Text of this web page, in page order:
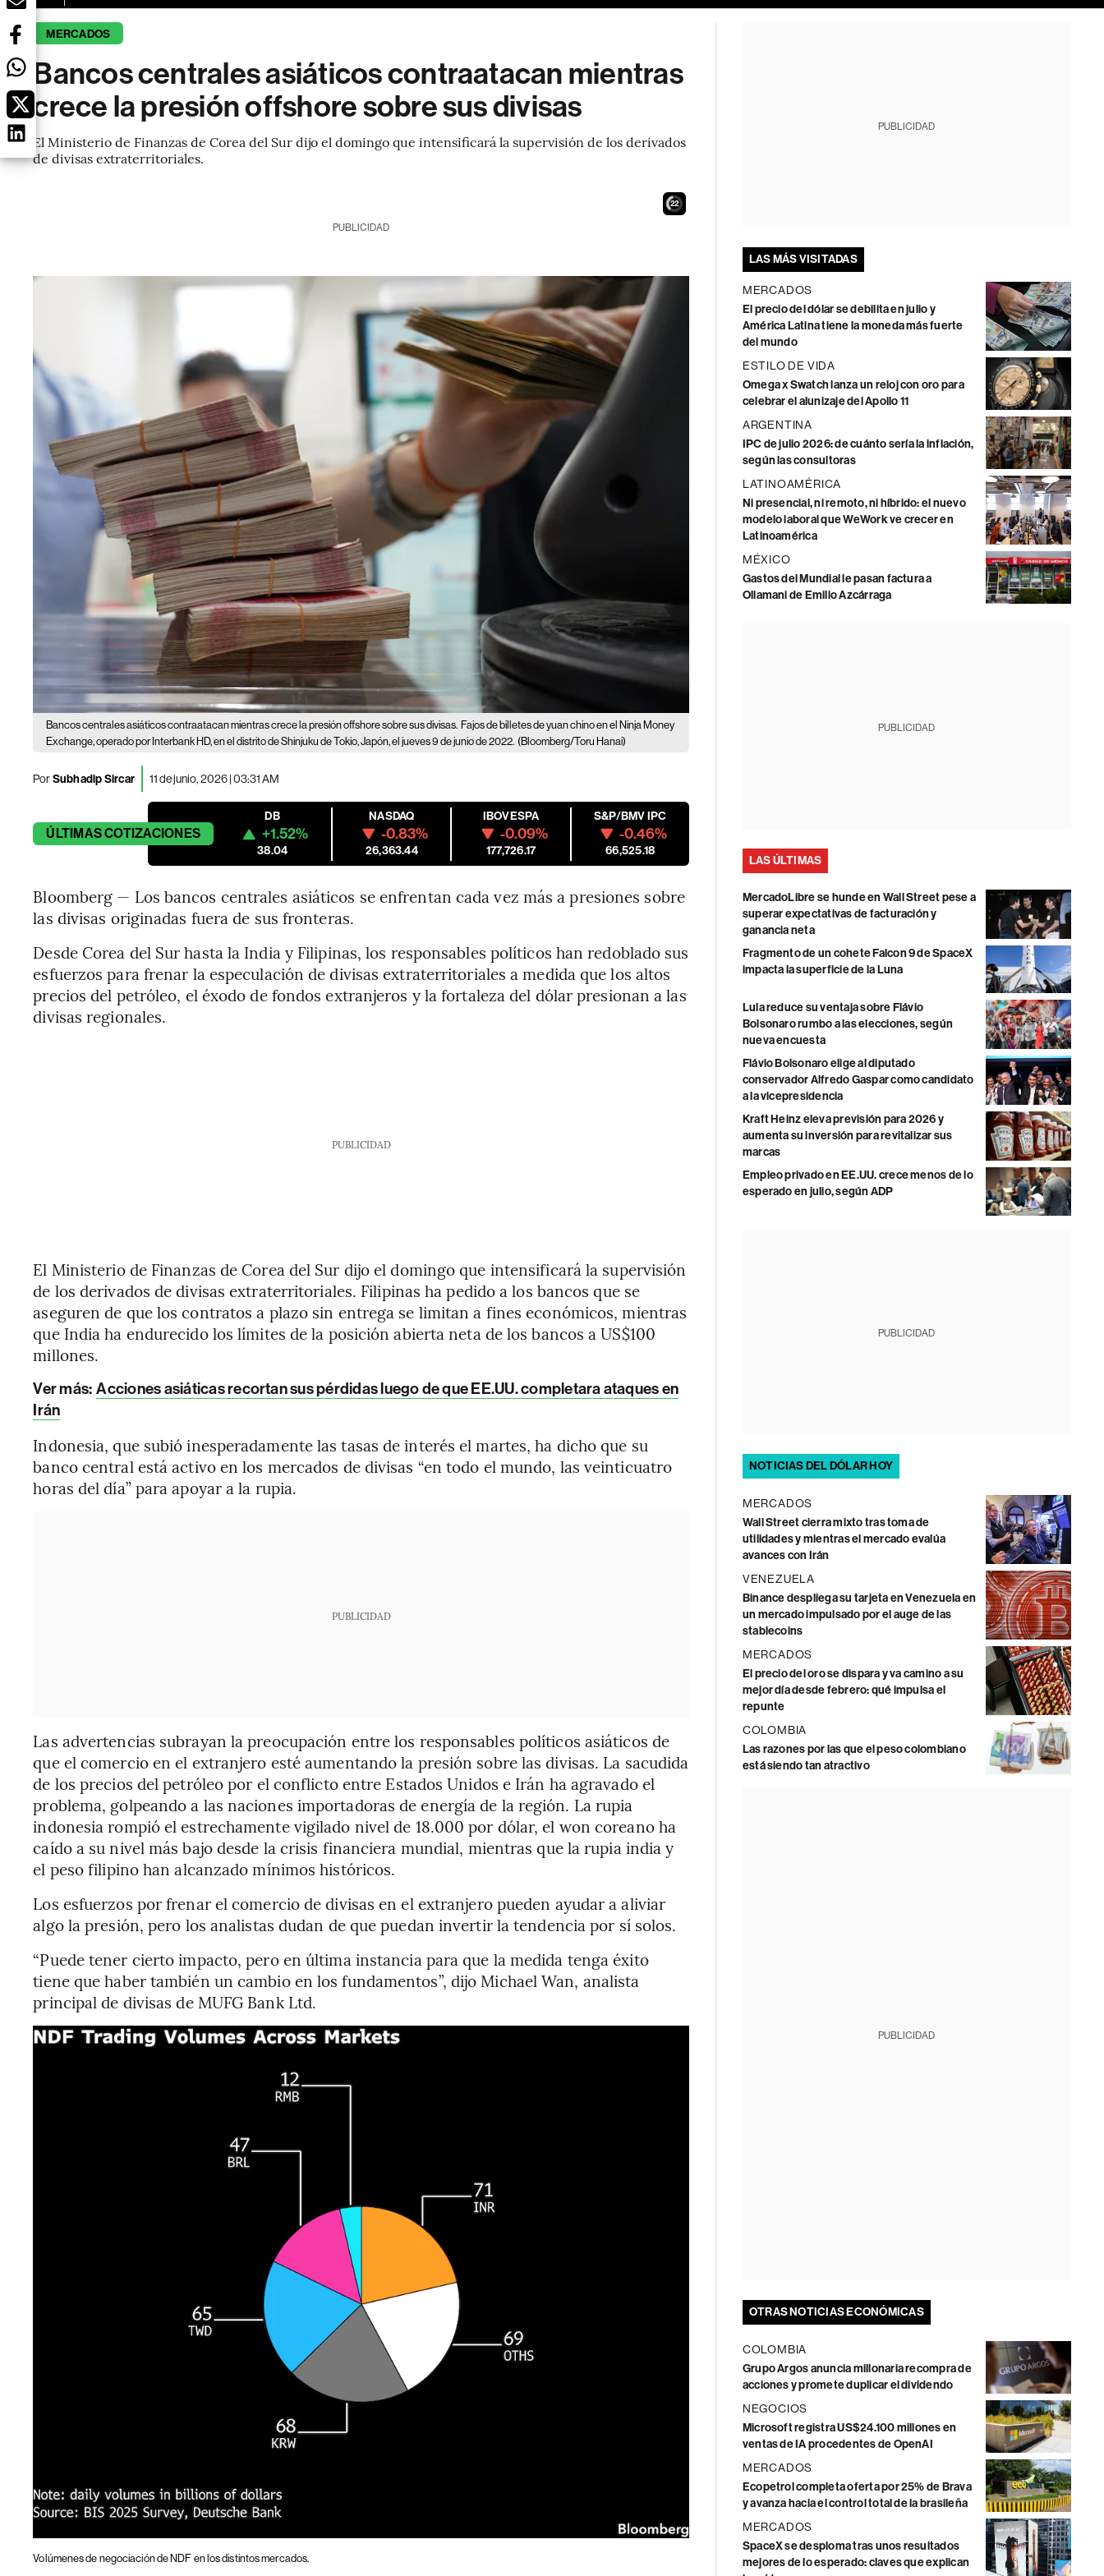
MERCADOS
Bancos centrales asiáticos contraatacan mientras
crece la presión offshore sobre sus divisas
El Ministerio de Finanzas de Corea del Sur dijo el domingo que intensificará la supervisión de los derivados
de divisas extraterritoriales.
21
PUBLICIDAD
Bancos centrales asiáticos contraatacan mientras crece la presión offshore sobre sus divisas. Fajos de billetes de yuan chino en el Ninja Money
Exchange, operado por Interbank HD, en el distrito de Shinjuku de Tokio, Japón, el jueves 9 de junio de 2022. (Bloomberg/Toru Hanai)
PorSubhadip Sircar 11 de junio, 2026 | 03:31 AM
ÚLTIMASCOTIZACIONES
DB
+1.52%
38.04
NASDAQ
-0.83%
26,363.44
IBOVESPA
-0.09%
177,726.17
S&P/BMV IPC
-0.46%
66,525.18
Bloomberg — Los bancos centrales asiáticos se enfrentan cada vez más a presiones sobre
las divisas originadas fuera de sus fronteras.
Desde Corea del Sur hasta la India y Filipinas, los responsables políticos han redoblado sus
esfuerzos para frenar la especulación de divisas extraterritoriales a medida que los altos
precios del petróleo, el éxodo de fondos extranjeros y la fortaleza del dólar presionan a las
divisas regionales.
PUBLICIDAD
El Ministerio de Finanzas de Corea del Sur dijo el domingo que intensificará la supervisión
de los derivados de divisas extraterritoriales. Filipinas ha pedido a los bancos que se
aseguren de que los contratos a plazo sin entrega se limitan a fines económicos, mientras
que India ha endurecido los límites de la posición abierta neta de los bancos a US$100
millones.
Ver más: Acciones asiáticas recortan sus pérdidas luego de que EE.UU. completara ataques en
Irán
Indonesia, que subió inesperadamente las tasas de interés el martes, ha dicho que su
banco central está activo en los mercados de divisas “en todo el mundo, las veinticuatro
horas del día” para apoyar a la rupia.
PUBLICIDAD
Las advertencias subrayan la preocupación entre los responsables políticos asiáticos de
que el comercio en el extranjero esté aumentando la presión sobre las divisas. La sacudida
de los precios del petróleo por el conflicto entre Estados Unidos e Irán ha agravado el
problema, golpeando a las naciones importadoras de energía de la región. La rupia
indonesia rompió el estrechamente vigilado nivel de 18.000 por dólar, el won coreano ha
caído a su nivel más bajo desde la crisis financiera mundial, mientras que la rupia india y
el peso filipino han alcanzado mínimos históricos.
Los esfuerzos por frenar el comercio de divisas en el extranjero pueden ayudar a aliviar
algo la presión, pero los analistas dudan de que puedan invertir la tendencia por sí solos.
“Puede tener cierto impacto, pero en última instancia para que la medida tenga éxito
tiene que haber también un cambio en los fundamentos”, dijo Michael Wan, analista
principal de divisas de MUFG Bank Ltd.
Volúmenes de negociación de NDF en los distintos mercados.
PUBLICIDAD
LAS MÁS VISITADAS
MERCADOS
El precio del dólar se debilita en julio y
América Latina tiene la moneda más fuerte
del mundo
ESTILO DE VIDA
Omega x Swatch lanza un reloj con oro para
celebrar el alunizaje del Apollo 11
ARGENTINA
IPC de julio 2026: de cuánto sería la inflación,
según las consultoras
LATINOAMÉRICA
Ni presencial, ni remoto, ni híbrido: el nuevo
modelo laboral que WeWork ve crecer en
Latinoamérica
MÉXICO
Gastos del Mundial le pasan factura a
Ollamani de Emilio Azcárraga
PUBLICIDAD
LAS ÚLTIMAS
MercadoLibre se hunde en Wall Street pese a
superar expectativas de facturación y
ganancia neta
Fragmento de un cohete Falcon 9 de SpaceX
impacta la superficie de la Luna
Lula reduce su ventaja sobre Flávio
Bolsonaro rumbo a las elecciones, según
nueva encuesta
Flávio Bolsonaro elige al diputado
conservador Alfredo Gaspar como candidato
a la vicepresidencia
Kraft Heinz eleva previsión para 2026 y
aumenta su inversión para revitalizar sus
marcas
Empleo privado en EE.UU. crece menos de lo
esperado en julio, según ADP
PUBLICIDAD
NOTICIAS DEL DÓLAR HOY
MERCADOS
Wall Street cierra mixto tras toma de
utilidades y mientras el mercado evalúa
avances con Irán
VENEZUELA
Binance despliega su tarjeta en Venezuela en
un mercado impulsado por el auge de las
stablecoins
MERCADOS
El precio del oro se dispara y va camino a su
mejor día desde febrero: qué impulsa el
repunte
COLOMBIA
Las razones por las que el peso colombiano
está siendo tan atractivo
PUBLICIDAD
OTRAS NOTICIAS ECONÓMICAS
COLOMBIA
Grupo Argos anuncia millonaria recompra de
acciones y promete duplicar el dividendo
NEGOCIOS
Microsoft registra US$24.100 millones en
ventas de IA procedentes de OpenAI
MERCADOS
Ecopetrol completa oferta por 25% de Brava
y avanza hacia el control total de la brasileña
MERCADOS
SpaceX se desploma tras unos resultados
mejores de lo esperado: claves que explican